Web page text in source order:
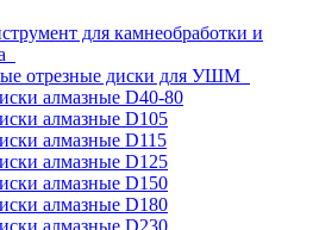
для камнеобработки и
отрезные диски для УШМ
алмазные D40-80
алмазные D105
алмазные D115
алмазные D125
алмазные D150
алмазные D180
алмазные D230